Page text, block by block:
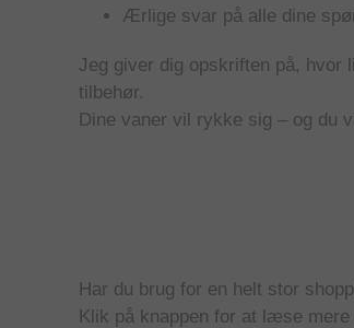
Ærlige svar på alle dine
Jeg giver dig opskriften på,
tilbehør.
Dine vaner vil rykke sig – og du
Har du brug for en helt stor
Klik på knappen for at læse